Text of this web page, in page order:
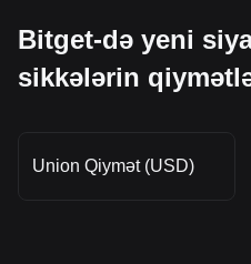
Bitget-də yeni
sikkələrin
Union Qiymət (USD)